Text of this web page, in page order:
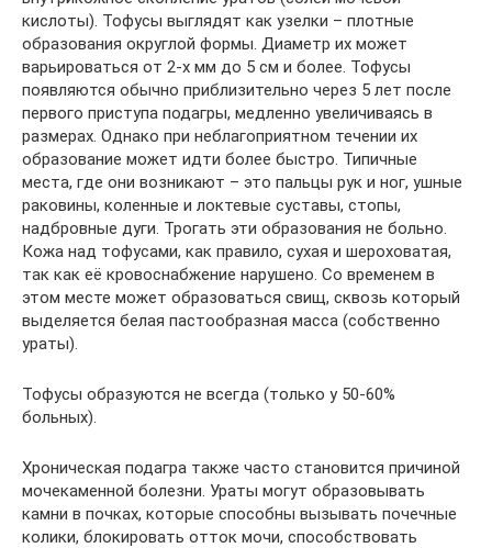
кислоты). Тофусы выглядят как узелки – плотные
образования округлой формы. Диаметр их может
варьироваться от 2-х мм до 5 см и более. Тофусы
появляются обычно приблизительно через 5 лет после
первого приступа подагры, медленно увеличиваясь в
размерах. Однако при неблагоприятном течении их
образование может идти более быстро. Типичные
места, где они возникают – это пальцы рук и ног, ушные
раковины, коленные и локтевые суставы, стопы,
надбровные дуги. Трогать эти образования не больно.
Кожа над тофусами, как правило, сухая и шероховатая,
так как её кровоснабжение нарушено. Со временем в
этом месте может образоваться свищ, сквозь который
выделяется белая пастообразная масса (собственно
ураты).
Тофусы образуются не всегда (только у 50-60%
больных).
Хроническая подагра также часто становится причиной
мочекаменной болезни. Ураты могут образовывать
камни в почках, которые способны вызывать почечные
колики, блокировать отток мочи, способствовать